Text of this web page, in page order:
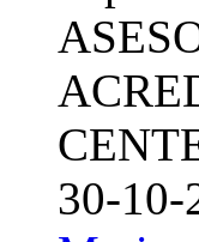
30-10-